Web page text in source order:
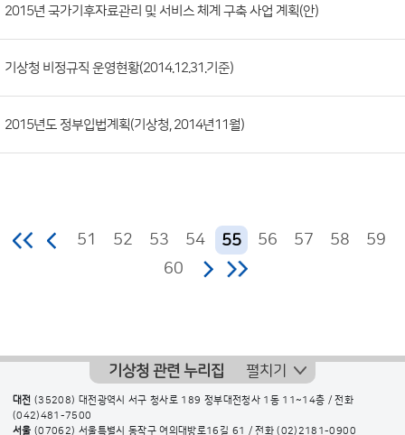
2015년 국가기후자료관리 및 서비스 체계 구축 사업 계획(안)
기상청 비정규직 운영현황(2014.12.31.기준)
2015년도 정부입법계획(기상청, 2014년11월)
51 52 53 54 55 56 57 58
59
60
기상청 관련 누리집 펼치기
대전 (35208) 대전광역시 서구 청사로 189 정부대전청사 1동 11~14층 / 전화
(042)481-7500
서울 (07062) 서울특별시 동작구 여의대방로16길 61 / 전화(02)2181-0900